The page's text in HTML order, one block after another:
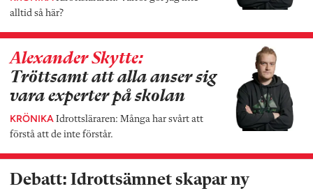
alltid så här?
Alexander Skytte:
Tröttsamt att alla anser sig
vara experter på skolan
KRÖNIKA Idrottsläraren: Många har svårt att
förstå att de inte förstår.
Debatt: Idrottsämnet skapar ny